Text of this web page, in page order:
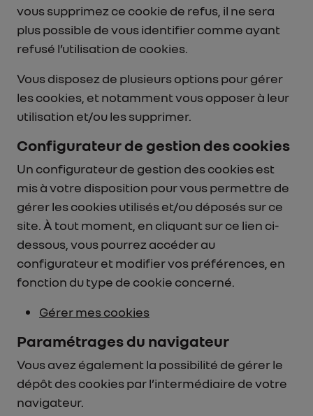
vous supprimez ce cookie de refus, il ne sera
plus possible de vous identifier comme ayant
refusé l’utilisation de cookies.
Vous disposez de plusieurs options pour gérer
les cookies, et notamment vous opposer à leur
utilisation et/ou les supprimer.
Configurateur de gestion des cookies
Un configurateur de gestion des cookies est
mis à votre disposition pour vous permettre de
gérer les cookies utilisés et/ou déposés sur ce
site. À tout moment, en cliquant sur ce lien ci-
dessous, vous pourrez accéder au
configurateur et modifier vos préférences, en
fonction du type de cookie concerné.
Gérer mes cookies
Paramétrages du navigateur
Vous avez également la possibilité de gérer le
dépôt des cookies par l’intermédiaire de votre
navigateur.